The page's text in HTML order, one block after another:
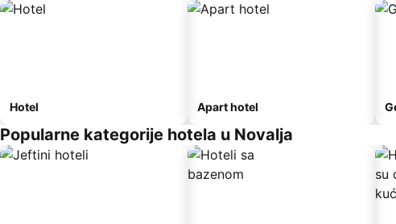
Hotel Apart hotel
Popularne kategorije hotela u Novalja